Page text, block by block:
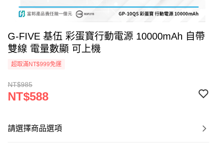
G-FIVE 基伍 彩蛋寶行動電源 10000mAh 自帶
雙線 電量數顯 可上機
超取滿NT$999免運
NT$985
NT$588
請選擇商品選項